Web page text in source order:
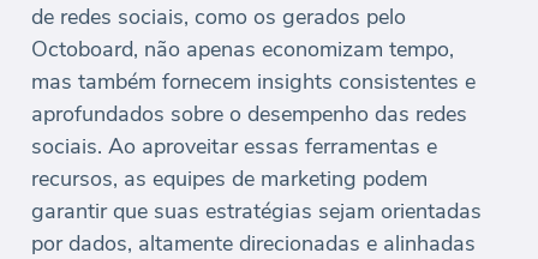
de redes sociais, como os gerados pelo
Octoboard, não apenas economizam tempo,
mas também fornecem insights consistentes e
aprofundados sobre o desempenho das redes
sociais. Ao aproveitar essas ferramentas e
recursos, as equipes de marketing podem
garantir que suas estratégias sejam orientadas
por dados, altamente direcionadas e alinhadas